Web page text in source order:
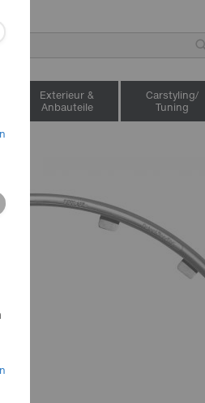
Exterieur &
Anbauteile
Carstyling/
Tuning